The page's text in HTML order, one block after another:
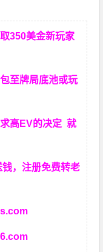
350美金新玩家
至牌局底池或玩
高EV的决定就
，注册免费转老